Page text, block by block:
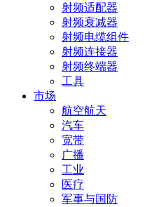
射频适配器
射频衰减器
射频电缆组件
射频连接器
射频终端器
工具
市场
航空航天
汽车
宽带
广播
工业
医疗
军事与国防